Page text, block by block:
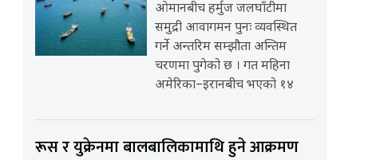
ओमानबीच हर्मुज जलघाँटीमा
समुद्री आवागमन पुनः व्यवस्थित
गर्ने अन्तरिम सम्झौता अन्तिम
चरणमा पुगेको छ । गत महिना
अमेरिका–इरानबीच भएको १४
रूस र युक्रेनमा बालबालिकामाथि हुने आक्रमण